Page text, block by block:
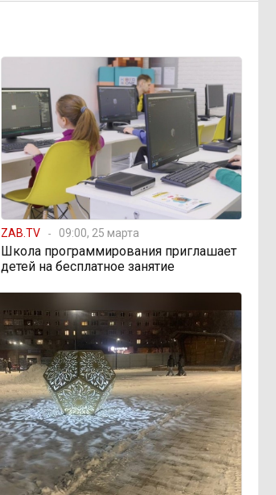
ZAB.TV 09:00, 25 марта
Школа программирования приглашает
детей на бесплатное занятие